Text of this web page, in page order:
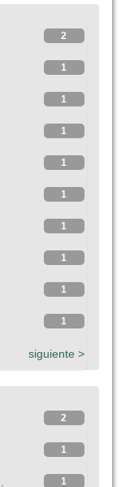
2
1
1
1
1
1
1
1
1
1
siguiente >
2
1
1